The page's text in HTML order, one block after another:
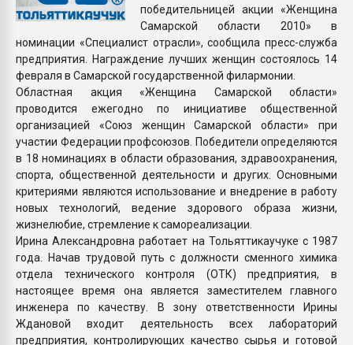
победительницей акции «Женщина
Самарской области 2010» в
номинации «Специалист отрасли», сообщила пресс-служба
предприятия. Награждение лучших женщин состоялось 14
февраля в Самарской государственной филармонии.
Областная акция «Женщина Самарской области»
проводится ежегодно по инициативе общественной
организацией «Союз женщин Самарской области» при
участии Федерации профсоюзов. Победители определяются
в 18 номинациях в области образования, здравоохранения,
спорта, общественной деятельности и других. Основными
критериями являются использование и внедрение в работу
новых технологий, ведение здорового образа жизни,
жизнелюбие, стремление к самореализации.
Ирина Александровна работает на Тольяттикаучуке с 1987
года. Начав трудовой путь с должности сменного химика
отдела технического контроля (ОТК) предприятия, в
настоящее время она является заместителем главного
инженера по качеству. В зону ответственности Ирины
Ждановой входит деятельность всех лабораторий
предприятия, контролирующих качество сырья и готовой